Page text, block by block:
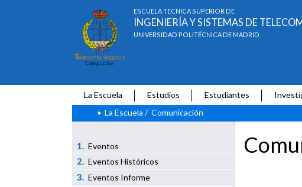
ESCUELA TÉCNICA SUPERIOR DE
INGENIERÍA Y SISTEMAS DE
UNIVERSIDAD POLITÉCNICA DE MADRID
La Escuela Estudios Estudiantes
La Escuela / Comunicación
1. Eventos
2. Eventos Históricos
3. Eventos Informe